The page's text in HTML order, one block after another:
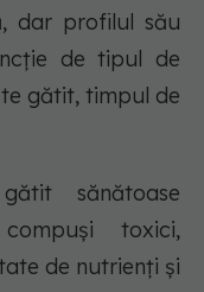
dar profilul său
de tipul de
gătit, timpul de
sănătoase
toxici,
de nutrienți și